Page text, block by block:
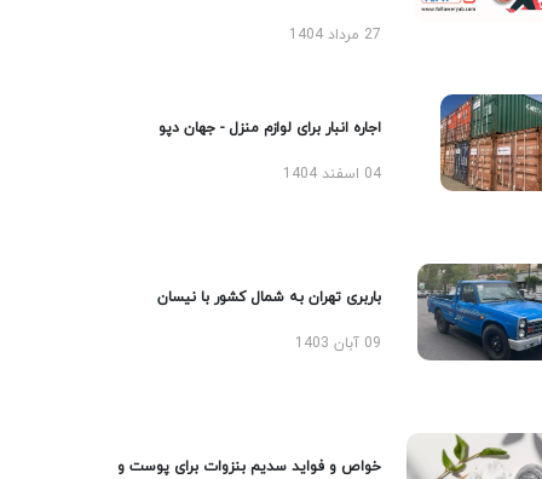
27 مرداد 1404
اجاره انبار برای لوازم منزل - جهان دپو
04 اسفند 1404
باربری تهران به شمال کشور با نیسان
09 آبان 1403
خواص و فواید سدیم بنزوات برای پوست و